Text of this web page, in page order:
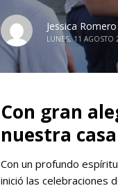
Jessica Romero
LUNES, 11 AGOSTO
Con gran
nuestra
Con un profundo
inició las celebraciones